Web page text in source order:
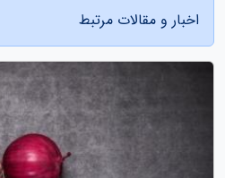
اخبار و مقالات مرتبط